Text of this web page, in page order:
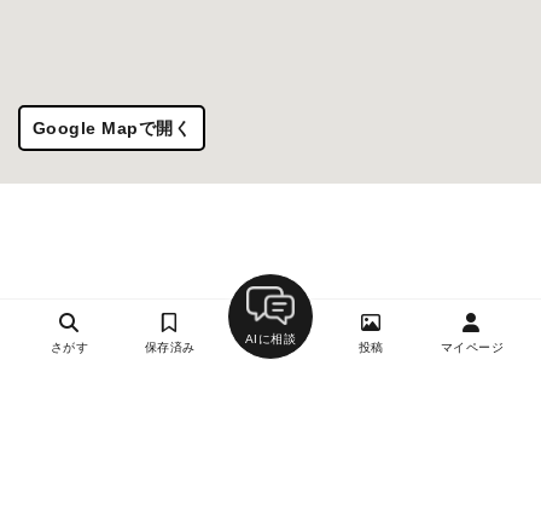
Google Mapで開く
さがす 保存済み
AIに相談
投稿 マイページ